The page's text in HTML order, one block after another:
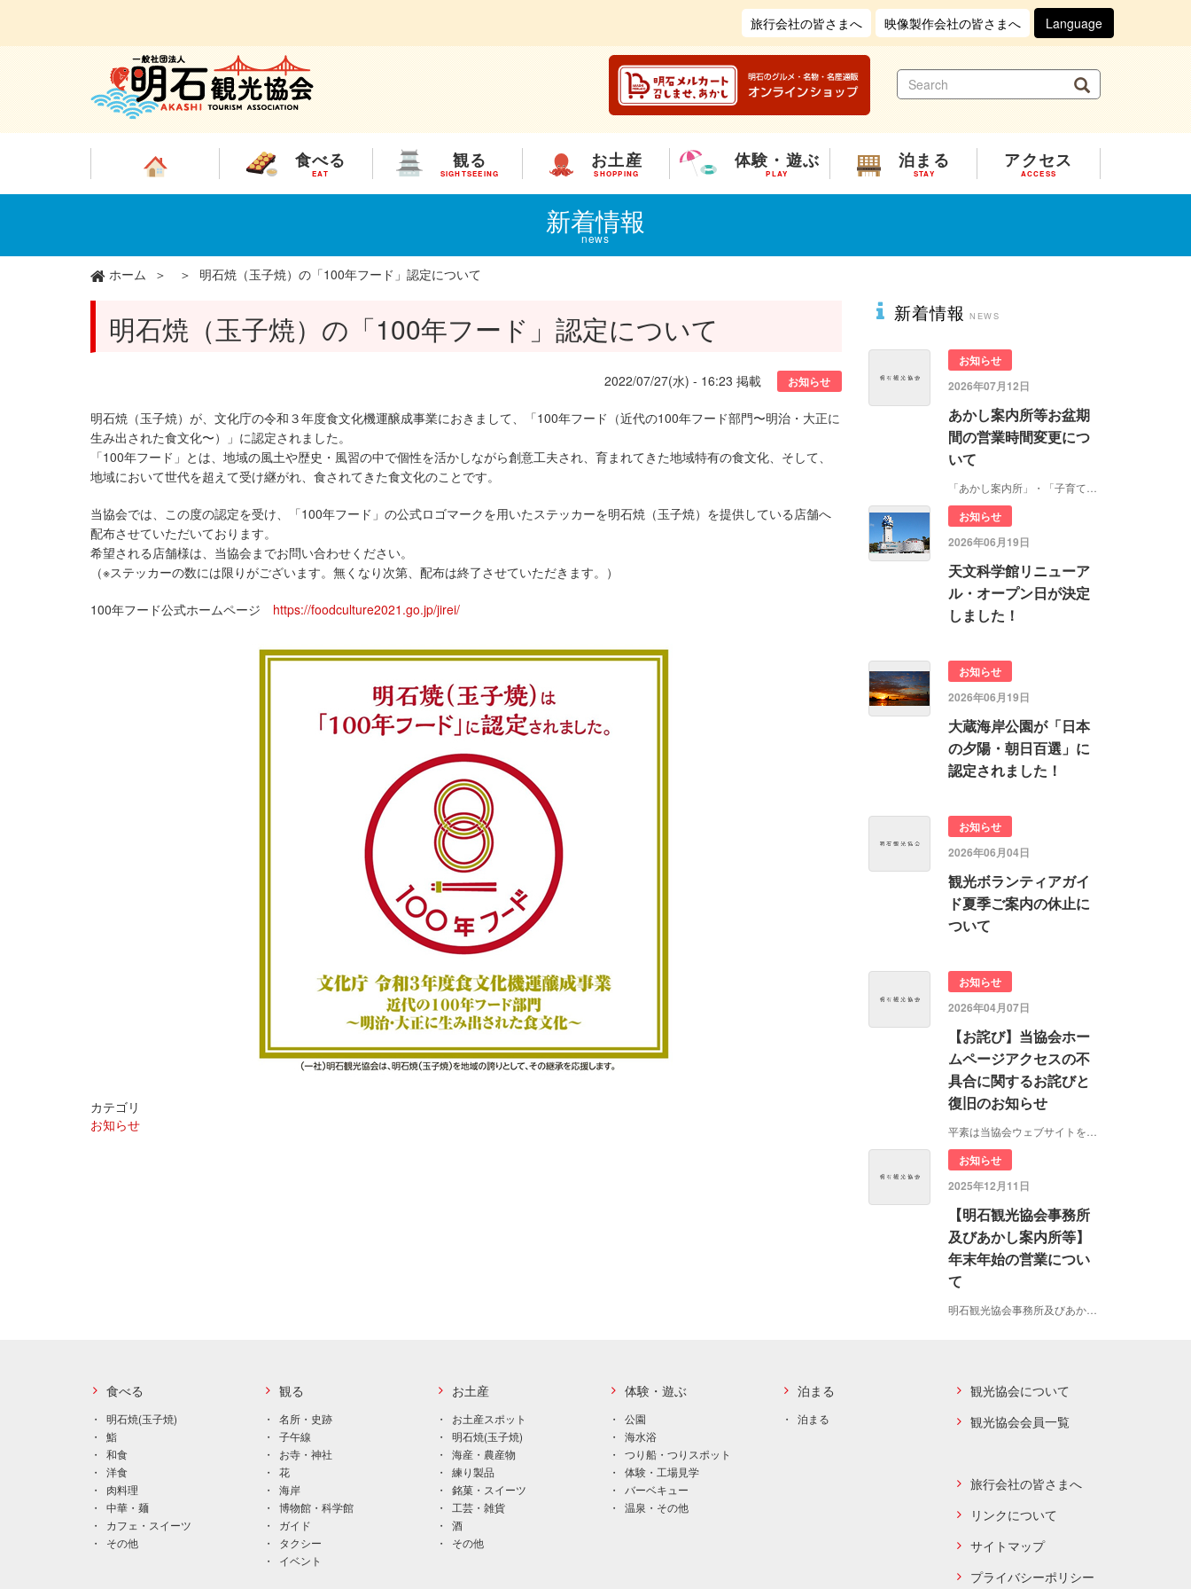
コ
旅行会社の皆さまへ 映像製作会社の皆さまへ Language
S
e
a
r
c
h
Search
食べる
EAT
観る
SIGHTSEEING
お土産
SHOPPING
体験・遊ぶ
PLAY
泊まる
STAY
アクセス
ACCESS
新着情報
news
ホーム 明石焼（玉子焼）の「100年フード」認定について
明石焼（玉子焼）の「100年フード」認定について
2022/07/27(水) - 16:23 掲載 お知らせ
明石焼（玉子焼）が、文化庁の令和３年度食文化機運醸成事業におきまして、「100年フード（近代の100年フード部門〜明治・大正に
生み出された食文化〜）」に認定されました。
「100年フード」とは、地域の風土や歴史・風習の中で個性を活かしながら創意工夫され、育まれてきた地域特有の食文化、そして、
地域において世代を超えて受け継がれ、食されてきた食文化のことです。
当協会では、この度の認定を受け、「100年フード」の公式ロゴマークを用いたステッカーを明石焼（玉子焼）を提供している店舗へ
配布させていただいております。
希望される店舗様は、当協会までお問い合わせください。
（※ステッカーの数には限りがございます。無くなり次第、配布は終了させていただきます。）
100年フード公式ホームページ https://foodculture2021.go.jp/jirei/
カテゴリ
お知らせ
新着情報
お知らせ
2026年07月12日
あかし案内所等お盆期
間の営業時間変更につ
いて
「あかし案内所」・「子育てサポート室」…
お知らせ
2026年06月19日
天文科学館リニューア
ル・オープン日が決定
しました！
お知らせ
2026年06月19日
大蔵海岸公園が「日本
の夕陽・朝日百選」に
認定されました！
お知らせ
2026年06月04日
観光ボランティアガイ
ド夏季ご案内の休止に
ついて
お知らせ
2026年04月07日
【お詫び】当協会ホー
ムページアクセスの不
具合に関するお詫びと
復旧のお知らせ
平素は当協会ウェブサイトをご利用いただきまして、…
お知らせ
2025年12月11日
【明石観光協会事務所
及びあかし案内所等】
年末年始の営業につい
て
明石観光協会事務所及びあかし案内所等の年末年始の営業につ
食べる
明石焼(玉子焼)
鮨
和食
洋食
肉料理
中華・麺
カフェ・スイーツ
その他
観る
名所・史跡
子午線
お寺・神社
花
海岸
博物館・科学館
ガイド
タクシー
イベント
お土産
お土産スポット
明石焼(玉子焼)
海産・農産物
練り製品
銘菓・スイーツ
工芸・雑貨
酒
その他
体験・遊ぶ
公園
海水浴
つり船・つりスポット
体験・工場見学
バーベキュー
温泉・その他
泊まる
泊まる
観光協会について
観光協会会員一覧
旅行会社の皆さまへ
リンクについて
サイトマップ
プライバシーポリシー